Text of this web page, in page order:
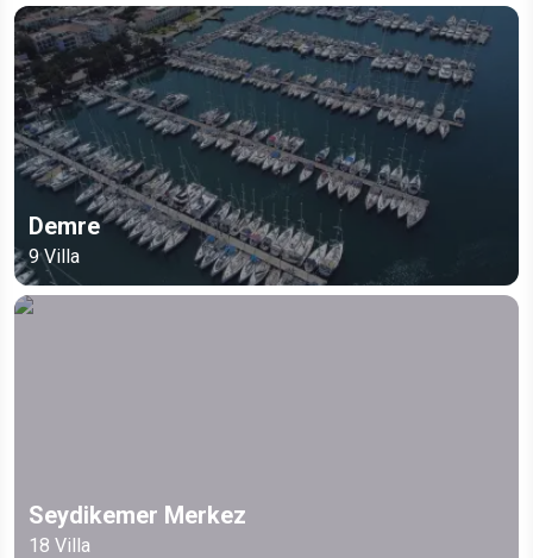
Demre
9Villa
Seydikemer Merkez
18 Villa